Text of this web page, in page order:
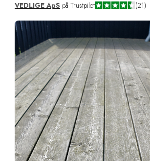
VEDLIGE ApS på Trustpilot (21)